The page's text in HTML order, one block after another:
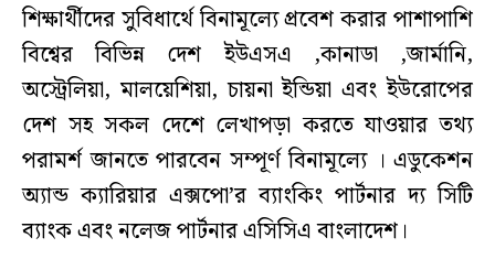
শিক্ষার্থীদের সুবিধার্থে বিনামূল্যে প্রবেশ করার পাশাপাশি
বিশ্বের বিভিন্ন দেশ ইউএসএ ,কানাডা ,জার্মানি,
অস্ট্রেলিয়া, মালয়েশিয়া, চায়না ইন্ডিয়া এবং ইউরোপের
দেশ সহ সকল দেশে লেখাপড়া করতে যাওয়ার তথ্য
পরামর্শ জানতে পারবেন সম্পূর্ণ বিনামূল্যে । এডুকেশন
অ্যান্ড ক্যারিয়ার এক্সপো’র ব্যাংকিং পার্টনার দ্য সিটি
ব্যাংক এবং নলেজ পার্টনার এসিসিএ বাংলাদেশ।